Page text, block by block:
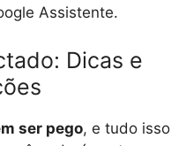
Assistente.
Dicas e
ser pego, e tudo isso